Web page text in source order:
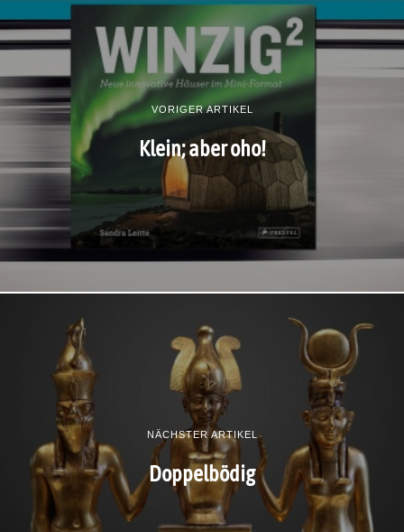
VORIGER ARTIKEL
Klein; aber oho!
NÄCHSTER ARTIKEL
Doppelbödig